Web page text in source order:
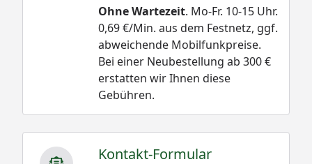
Ohne Wartezeit. Mo-Fr. 10-15 Uhr.
0,69 €/Min. aus dem Festnetz, ggf.
abweichende Mobilfunkpreise.
Bei einer Neubestellung ab 300 €
erstatten wir Ihnen diese
Gebühren.
Kontakt-Formular